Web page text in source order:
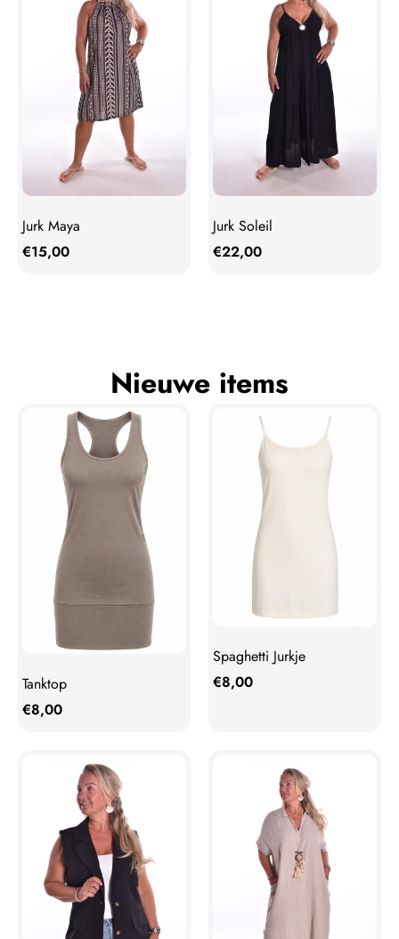
Jurk Maya
€15,00
Jurk Soleil
€22,00
Nieuwe items
Tanktop
€8,00
Spaghetti Jurkje
€8,00